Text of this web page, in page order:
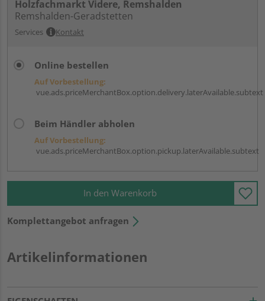
Holzfachmarkt Videre, Remshalden
Remshalden-Geradstetten
Services Kontakt
Online bestellen
Auf Vorbestellung:
vue.ads.priceMerchantBox.option.delivery.laterAvailable.subtext
Beim Händler abholen
Auf Vorbestellung:
vue.ads.priceMerchantBox.option.pickup.laterAvailable.subtext
In den Warenkorb
Komplettangebot anfragen
Artikelinformationen